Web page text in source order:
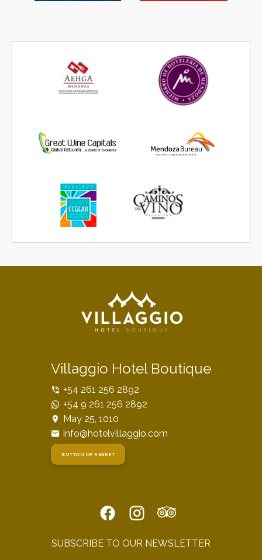
Villaggio Hotel Boutique
+54 261 256 2892
+54 9 261 256 2892
May 25, 1010
info@hotelvillaggio.com
BUTTON OF REGRET
SUBSCRIBE TO OUR NEWSLETTER